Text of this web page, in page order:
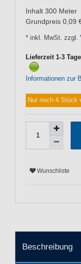
Inhalt 300 Meter
Grundpreis 0,09
* inkl. MwSt. zzgl.
Lieferzeit 1-3
Informationen zur
Nur noch 4 Stück
Wunschliste
Beschreibung